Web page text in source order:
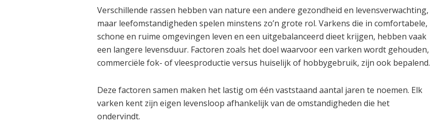
Verschillende rassen hebben van nature een andere gezondheid en levensverwachting,
maar leefomstandigheden spelen minstens zo’n grote rol. Varkens die in comfortabele,
schone en ruime omgevingen leven en een uitgebalanceerd dieet krijgen, hebben vaak
een langere levensduur. Factoren zoals het doel waarvoor een varken wordt gehouden,
commerciële fok- of vleesproductie versus huiselijk of hobbygebruik, zijn ook bepalend.
Deze factoren samen maken het lastig om één vaststaand aantal jaren te noemen. Elk
varken kent zijn eigen levensloop afhankelijk van de omstandigheden die het
ondervindt.